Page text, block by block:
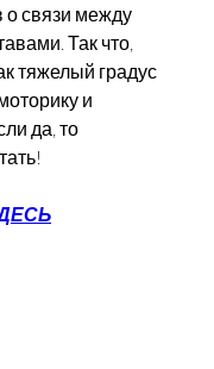
о связи между
Так что,
тяжелый градус
и
да, то